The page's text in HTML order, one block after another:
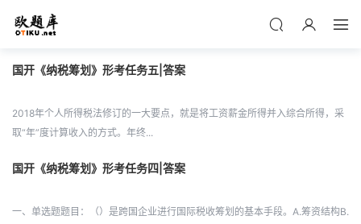
国开《纳税筹划》形考任务五|答案
2018年个人所得税法修订的一大要点，就是将工资薪金所得并入综合所得，采
取“年”度计算收入的方式。年终...
国开《纳税筹划》形考任务四|答案
一、单选题题目：（）是跨国企业进行国际税收筹划的基本手段。A.筹资结构B.